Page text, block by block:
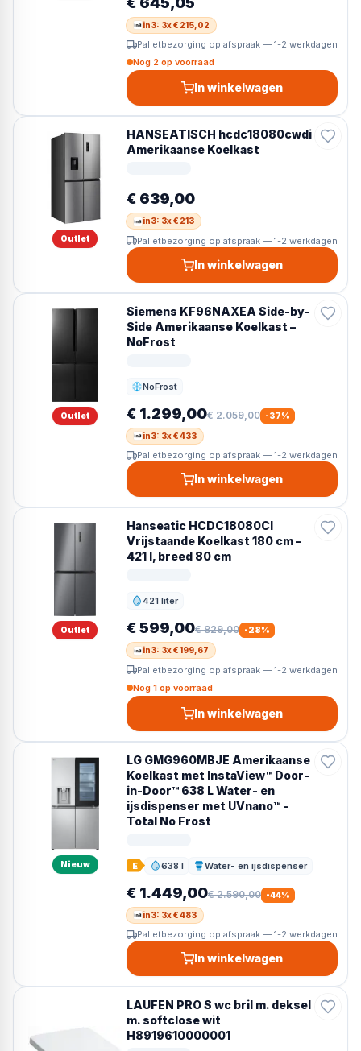
in3: 3x € 215,02
Palletbezorging op afspraak — 1-2 werkdagen
Nog 2 op voorraad
In winkelwagen
Outlet
HANSEATISCH hcdc18080cwdi
Amerikaanse Koelkast
€ 639,00
in3: 3x € 213
Palletbezorging op afspraak — 1-2 werkdagen
In winkelwagen
Outlet
Siemens KF96NAXEA Side-by-
Side Amerikaanse Koelkast –
NoFrost
NoFrost
Ontdooien
€ 1.299,00€ 2.059,00 -37%
in3: 3x € 433
Palletbezorging op afspraak — 1-2 werkdagen
In winkelwagen
Outlet
Hanseatic HCDC18080CI
Vrijstaande Koelkast 180 cm –
421 l, breed 80 cm
421 liter
Inhoud
€ 599,00€ 829,00 -28%
in3: 3x € 199,67
Palletbezorging op afspraak — 1-2 werkdagen
Nog 1 op voorraad
In winkelwagen
Nieuw
LG GMG960MBJE Amerikaanse
Koelkast met InstaView™ Door-
in-Door™ 638 L Water- en
ijsdispenser met UVnano™ -
Total No Frost
E 638 l
Inhoud Water- en ijsdispenser
Dispenser
€ 1.449,00€ 2.590,00 -44%
in3: 3x € 483
Palletbezorging op afspraak — 1-2 werkdagen
In winkelwagen
LAUFEN PRO S wc bril m. deksel
m. softclose wit
H8919610000001